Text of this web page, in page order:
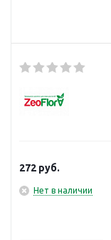
272 руб.
Нет в наличии